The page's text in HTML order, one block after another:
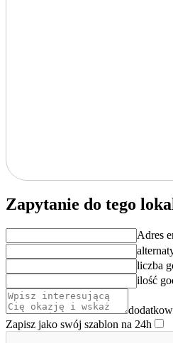
Zapytanie do tego
Adres
liczba
ilość
Zapisz jako swój szablon na 24h